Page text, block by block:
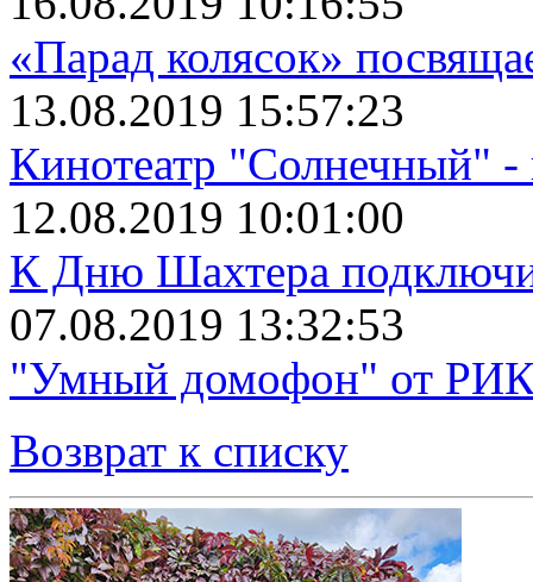
«Парад колясок»
13.08.2019 15:57:23
Кинотеатр
12.08.2019 10:01:00
К Дню Шахтера
07.08.2019 13:32:53
"Умный домофон" от
Возврат к списку